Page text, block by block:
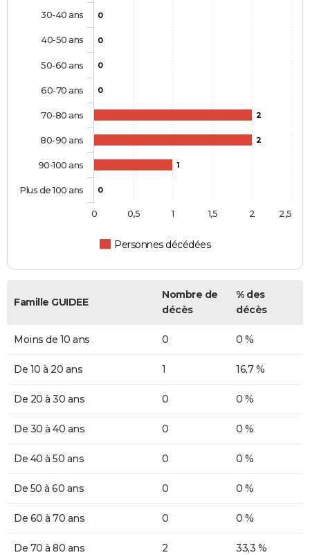
0
0
0
0
2
2
1
0
Personnes décédées
30-40 ans
40-50 ans
50-60 ans
60-70 ans
70-80 ans
80-90 ans
90-100 ans
Plus de 100 ans
0 0,5 1 1,5 2 2,5
Famille GUIDEE
Nombre de
décès
% des
décès
Moins de 10 ans 0 0 %
De 10 à 20 ans 1 16,7 %
De 20 à 30 ans 0 0 %
De 30 à 40 ans 0 0 %
De 40 à 50 ans 0 0 %
De 50 à 60 ans 0 0 %
De 60 à 70 ans 0 0 %
De 70 à 80 ans 2 33,3 %